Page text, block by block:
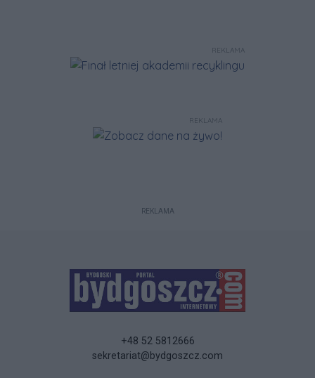
REKLAMA
REKLAMA
REKLAMA
+48 52 5812666
sekretariat@bydgoszcz.com